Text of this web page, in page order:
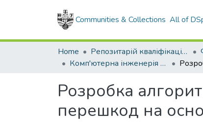
Communities & Collections All of
Home Репозитарій кваліфікаційних робіт здобувачів вищої освіти
Комп'ютерна інженерія (рівень бакалавр) 2026
Розробка
перешкод на